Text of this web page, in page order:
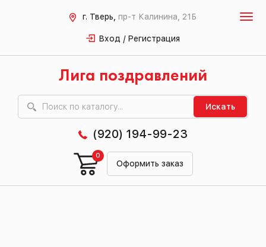
г. Тверь, пр-т Калинина, 21Б
Вход / Регистрация
Лига поздравлений
Искать
(920) 194-99-23
Оформить заказ
0